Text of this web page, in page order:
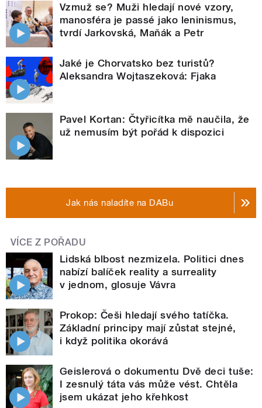
Vzmuž se? Muži hledají nové vzory,
manosféra je passé jako leninismus,
tvrdí Jarkovská, Maňák a Petr
Jaké je Chorvatsko bez turistů?
Aleksandra Wojtaszeková: Fjaka
Pavel Kortan: Čtyřicítka mě naučila, že
už nemusím být pořád k dispozici
Jak nás naladíte na DABu
VÍCE Z POŘADU
Lidská blbost nezmizela. Politici dnes
nabízí balíček reality a surreality
v jednom, glosuje Vávra
Prokop: Češi hledají svého tatíčka.
Základní principy mají zůstat stejné,
i když politika okorává
Geislerová o dokumentu Dvě deci tuše:
I zesnulý táta vás může vést. Chtěla
jsem ukázat jeho křehkost